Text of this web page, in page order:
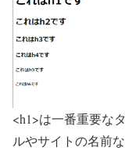
<h1>は一番重要な
ルやサイトの名前